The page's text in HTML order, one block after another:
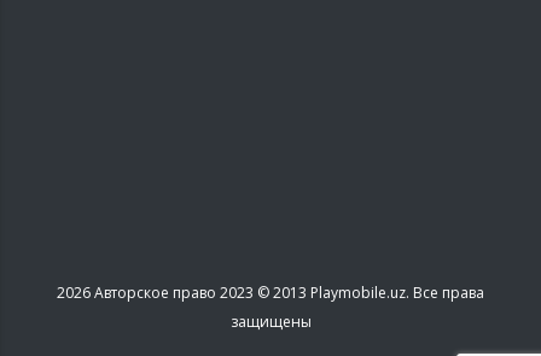
2026Авторское право 2023 © 2013 Playmobile.uz. Все права
защищены